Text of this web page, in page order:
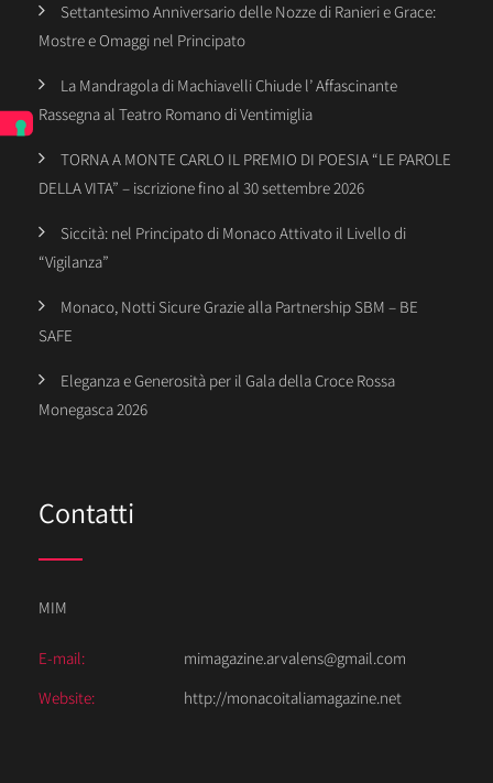
Settantesimo Anniversario delle Nozze di Ranieri e Grace:
Mostre e Omaggi nel Principato
La Mandragola di Machiavelli Chiude l’ Affascinante
Rassegna al Teatro Romano di Ventimiglia
TORNA A MONTE CARLO IL PREMIO DI POESIA “LE PAROLE
DELLA VITA” – iscrizione fino al 30 settembre 2026
Siccità: nel Principato di Monaco Attivato il Livello di
“Vigilanza”
Monaco, Notti Sicure Grazie alla Partnership SBM – BE
SAFE
Eleganza e Generosità per il Gala della Croce Rossa
Monegasca 2026
Contatti
MIM
E-mail:
mimagazine.arvalens@gmail.com
Website:
http://monacoitaliamagazine.net